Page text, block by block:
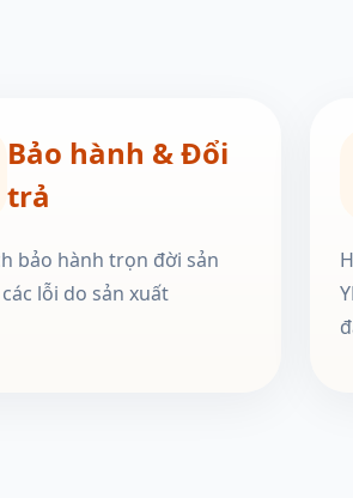
Bảo hành & Đổi
trả
bảo hành trọn đời sản
lỗi do sản xuất